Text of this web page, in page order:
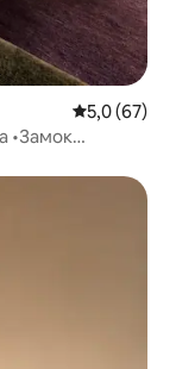
Просечна
5,0 (67)
•Замок